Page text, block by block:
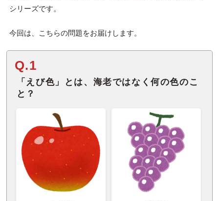
シリーズです。
今回は、こちらの問題をお届けします。
Q.1
「えび色」とは、海老ではなく何の色のこ
と？